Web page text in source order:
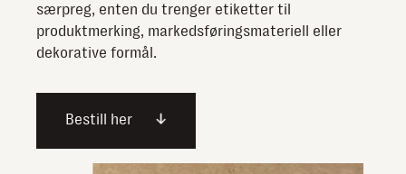
særpreg, enten du trenger etiketter til
produktmerking, markedsføringsmateriell eller
dekorative formål.
Bestill her